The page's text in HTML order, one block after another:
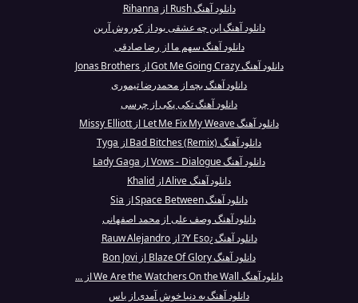
دانلود آهنگ Rush از Rihanna
دانلود آهنگ این چه عشقی بود از کوروش آرین
دانلود آهنگ سهم ما از رضا صادقی
دانلود آهنگ Got Me Going Crazy از Jonas Brothers
دانلود آهنگ بچه از محمدرضا تیموری
دانلود آهنگ تکی پکی از چرسی
دانلود آهنگ Let Me Fix My Weave از Missy Elliott
دانلود آهنگ Bad Bitches (Remix) از Tyga
دانلود آهنگ Vows - Dialogue از Lady Gaga
دانلود آهنگ Alive از Khalid
دانلود آهنگ Space Between از Sia
دانلود آهنگ وصف علی از محمد اصفهانی
دانلود آهنگ ¿Y Eso? از Rauw Alejandro
دانلود آهنگ Blaze Of Glory از Bon Jovi
دانلود آهنگ We Are the Watchers On the Wall از ...
دانلود آهنگ به دنیا خوش آمدی از یاس